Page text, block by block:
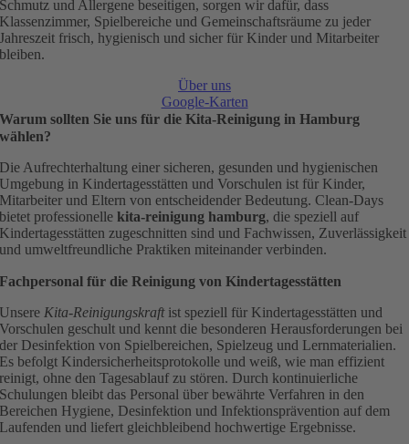
Schmutz und Allergene beseitigen, sorgen wir dafür, dass
Klassenzimmer, Spielbereiche und Gemeinschaftsräume zu jeder
Jahreszeit frisch, hygienisch und sicher für Kinder und Mitarbeiter
bleiben.
Über uns
Google-Karten
Warum sollten Sie uns für die Kita-Reinigung in Hamburg
wählen?
Die Aufrechterhaltung einer sicheren, gesunden und hygienischen
Umgebung in Kindertagesstätten und Vorschulen ist für Kinder,
Mitarbeiter und Eltern von entscheidender Bedeutung. Clean-Days
bietet professionellekita-reinigung hamburg, die speziell auf
Kindertagesstätten zugeschnitten sind und Fachwissen, Zuverlässigkeit
und umweltfreundliche Praktiken miteinander verbinden.
Fachpersonal für die Reinigung von Kindertagesstätten
Unsere Kita-Reinigungskraftist speziell für Kindertagesstätten und
Vorschulen geschult und kennt die besonderen Herausforderungen bei
der Desinfektion von Spielbereichen, Spielzeug und Lernmaterialien.
Es befolgt Kindersicherheitsprotokolle und weiß, wie man effizient
reinigt, ohne den Tagesablauf zu stören. Durch kontinuierliche
Schulungen bleibt das Personal über bewährte Verfahren in den
Bereichen Hygiene, Desinfektion und Infektionsprävention auf dem
Laufenden und liefert gleichbleibend hochwertige Ergebnisse.